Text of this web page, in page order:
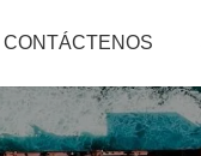
CONTÁCTENOS